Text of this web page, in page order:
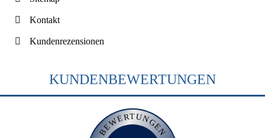
Kontakt
Kundenrezensionen
KUNDENBEWERTUNGEN
BEWERTUNGEN